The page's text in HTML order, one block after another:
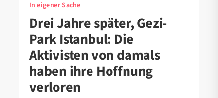
In eigener Sache
Drei Jahre später, Gezi-
Park Istanbul: Die
Aktivisten von damals
haben ihre Hoffnung
verloren